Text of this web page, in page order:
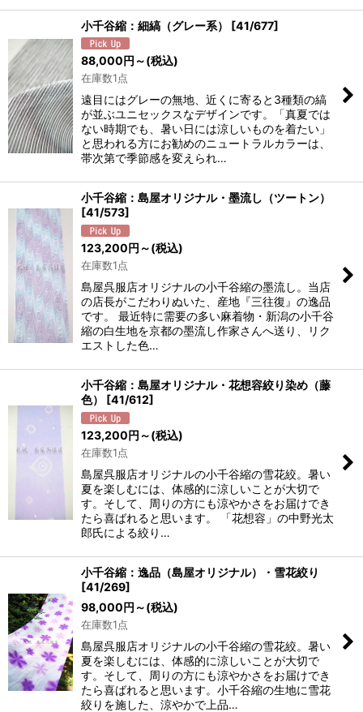
小千谷縮：細縞（グレー系） [41/677]
88,000円 ～(税込)
在庫数1点
遠目にはグレーの無地、近くに寄ると3種類の縞
が並ぶユニセックスなデザインです。「真夏では
ない時期でも、暑い日には涼しいものを着たい」
と思われる方にお勧めのニュートラルカラーは、
帯次第で季節感を変えられ…
小千谷縮：島屋オリジナル・墨流し（ツートン）
[41/573]
123,200円 ～(税込)
在庫数1点
島屋呉服店オリジナルの小千谷縮の墨流し。当店
の店長がこだわりぬいた、産地『三往復』の逸品
です。 最近特に需要の多い麻着物・新潟の小千谷
縮の白生地を京都の墨流し作家さんへ送り、リク
エストした色…
小千谷縮：島屋オリジナル・花想容絞り染め（藤
色）
[41/612]
123,200円 ～(税込)
在庫数1点
島屋呉服店オリジナルの小千谷縮の雪花絞。暑い
夏を楽しむには、体感的に涼しいことが大切で
す。そして、周りの方にも涼やかさをお届けでき
たら喜ばれると思います。 「花想容」の中野光太
郎氏による絞り…
小千谷縮：逸品（島屋オリジナル）・雪花絞り
[41/269]
98,000円 ～(税込)
在庫数1点
島屋呉服店オリジナルの小千谷縮の雪花絞。暑い
夏を楽しむには、体感的に涼しいことが大切で
す。そして、周りの方にも涼やかさをお届けでき
たら喜ばれると思います。小千谷縮の生地に雪花
絞りを施した、涼やかで上品…